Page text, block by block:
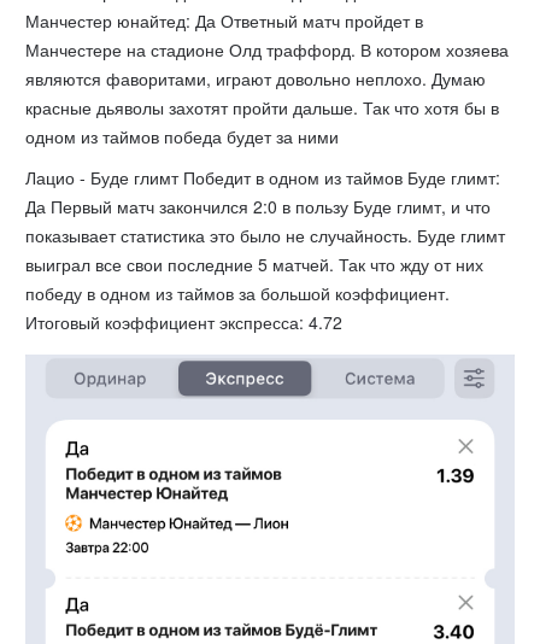
Манчестер юнайтед: Да Ответный матч пройдет в
Манчестере на стадионе Олд траффорд. В котором хозяева
являются фаворитами, играют довольно неплохо. Думаю
красные дьяволы захотят пройти дальше. Так что хотя бы в
одном из таймов победа будет за ними
Лацио - Буде глимт Победит в одном из таймов Буде глимт:
Да Первый матч закончился 2:0 в пользу Буде глимт, и что
показывает статистика это было не случайность. Буде глимт
выиграл все свои последние 5 матчей. Так что жду от них
победу в одном из таймов за большой коэффициент.
Итоговый коэффициент экспресса: 4.72